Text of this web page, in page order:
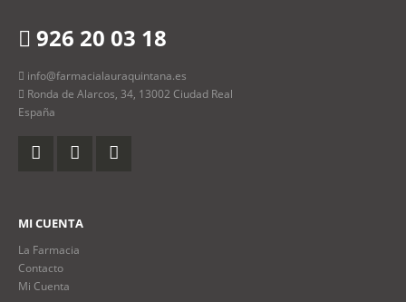
926 20 03 18
info@farmacialauraquintana.es
Ronda de Alarcos, 34, 13002 Ciudad Real
España
MI CUENTA
La Farmacia
Contacto
Mi Cuenta